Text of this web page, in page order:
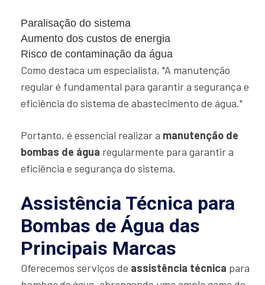
Paralisação do sistema
Aumento dos custos de energia
Risco de contaminação da água
Como destaca um especialista, "A manutenção
regular é fundamental para garantir a segurança e
eficiência do sistema de abastecimento de água."
Portanto, é essencial realizar a manutenção de
bombas de água regularmente para garantir a
eficiência e segurança do sistema.
Assistência Técnica para
Bombas de Água das
Principais Marcas
Oferecemos serviços de assistência técnica para